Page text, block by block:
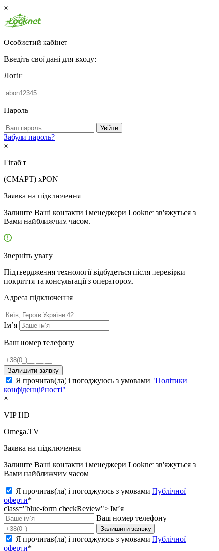
×
Особистий кабінет
Введіть свої дані для входу:
Логін
Пароль
Увійти
Забули пароль?
×
Гігабіт
(СМАРТ) xPON
Заявка на підключення
Залиште Ваші контакти і менеджери Looknet зв'яжуться з
Вами найближчим часом.
Зверніть увагу
Підтвердження технології відбудеться після перевірки
покриття та консультації з оператором.
Адресa підключення
Ім’я
Ваш номер телефону
Залишити заявку
Я прочитав(ла) і погоджуюсь з умовами "Політики
конфіденційності"
×
VIP HD
Omega.TV
Заявка на підключення
Залиште Ваші контакти і менеджери Looknet зв'яжуться з
Вами найближчим часом
Я прочитав(ла) і погоджуюсь з умовами Публічної
оферти*
class="blue-form checkReview"> Ім’я
Ваш номер телефону
Залишити заявку
Я прочитав(ла) і погоджуюсь з умовами Публічної
оферти*